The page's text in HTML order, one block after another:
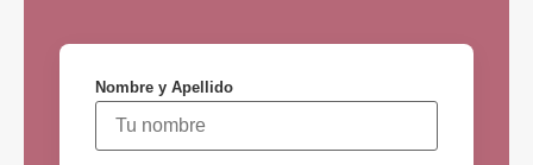
Nombre y Apellido